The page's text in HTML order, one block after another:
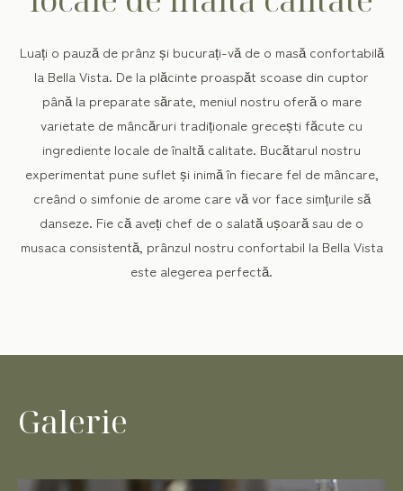
Luați o pauză de prânz și bucurați-vă de o masă confortabilă
la Bella Vista. De la plăcinte proaspăt scoase din cuptor
până la preparate sărate, meniul nostru oferă o mare
varietate de mâncăruri tradiționale grecești făcute cu
ingrediente locale de înaltă calitate. Bucătarul nostru
experimentat pune suflet și inimă în fiecare fel de mâncare,
creând o simfonie de arome care vă vor face simțurile să
danseze. Fie că aveți chef de o salată ușoară sau de o
musaca consistentă, prânzul nostru confortabil la Bella Vista
este alegerea perfectă.
Galerie